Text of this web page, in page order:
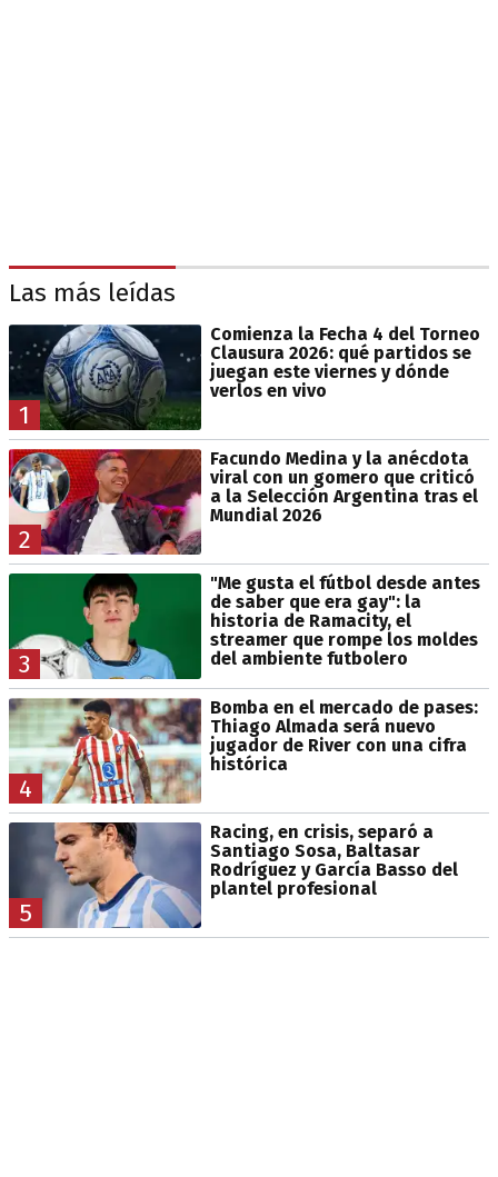
Las más leídas
1
Comienza la Fecha 4 del Torneo
Clausura 2026: qué partidos se
juegan este viernes y dónde
verlos en vivo
2
Facundo Medina y la anécdota
viral con un gomero que criticó
a la Selección Argentina tras el
Mundial 2026
3
"Me gusta el fútbol desde antes
de saber que era gay": la
historia de Ramacity, el
streamer que rompe los moldes
del ambiente futbolero
4
Bomba en el mercado de pases:
Thiago Almada será nuevo
jugador de River con una cifra
histórica
5
Racing, en crisis, separó a
Santiago Sosa, Baltasar
Rodríguez y García Basso del
plantel profesional